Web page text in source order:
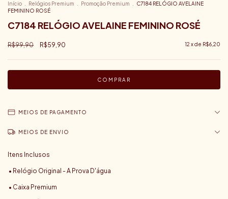
Início Relógios Premium Promoção Premium
C7184 RELÓGIO AVELAINE
FEMININO ROSÉ
C7184 RELÓGIO AVELAINE FEMININO ROSÉ
R$99,90 R$59,90 12 x de R$6,20
MEIOS DE PAGAMENTO
MEIOS DE ENVIO
Itens Inclusos
• Relógio Original - A Prova D'água
• Caixa Premium